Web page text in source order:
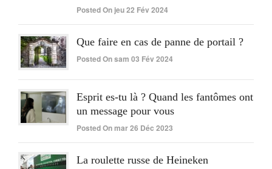
Posted On jeu 22 Fév 2024
Que faire en cas de panne de portail ?
Posted On sam 03 Fév 2024
Esprit es-tu là ? Quand les fantômes ont
un message pour vous
Posted On mar 26 Déc 2023
La roulette russe de Heineken